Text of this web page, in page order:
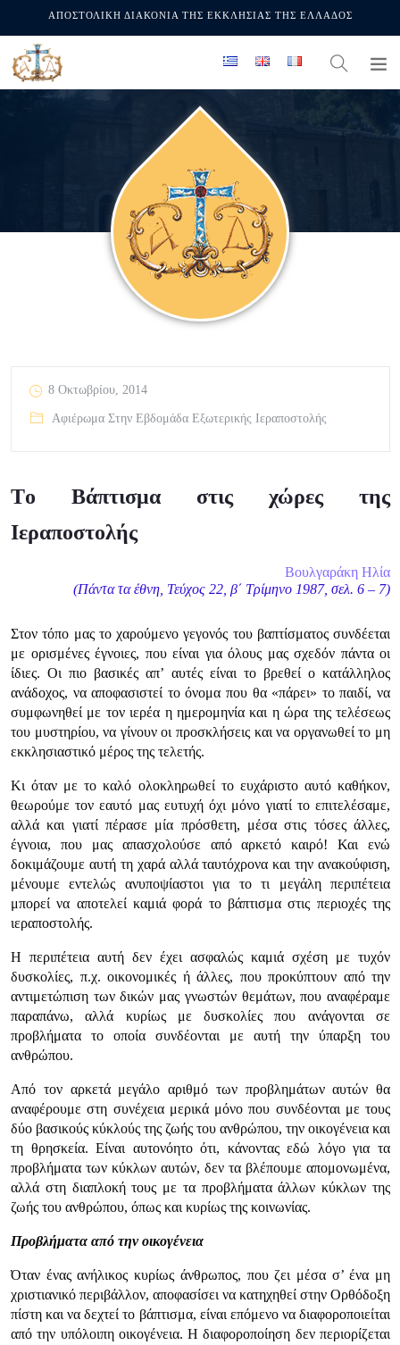
ΑΠΟΣΤΟΛΙΚΗ ΔΙΑΚΟΝΙΑ ΤΗΣ ΕΚΚΛΗΣΙΑΣ ΤΗΣ ΕΛΛΑΔΟΣ
8 Οκτωβρίου, 2014
Αφιέρωμα Στην Εβδομάδα Εξωτερικής Ιεραποστολής
Τo Βάπτισμα στις χώρες της
Ιεραποστολής
Βουλγαράκη Ηλία
(Πάντα τα έθνη, Τεύχος 22, β΄ Τρίμηνο 1987, σελ. 6 – 7)
Στον τόπο μας το χαρούμενο γεγονός του βαπτίσματος συνδέεται
με ορισμένες έγνοιες, που είναι για όλους μας σχεδόν πάντα οι
ίδιες. Οι πιο βασικές απ’ αυτές είναι το βρεθεί ο κατάλληλος
ανάδοχος, να αποφασιστεί το όνομα που θα «πάρει» το παιδί, να
συμφωνηθεί με τον ιερέα η ημερομηνία και η ώρα της τελέσεως
του μυστηρίου, να γίνουν οι προσκλήσεις και να οργανωθεί το μη
εκκλησιαστικό μέρος της τελετής.
Κι όταν με το καλό ολοκληρωθεί το ευχάριστο αυτό καθήκον,
θεωρούμε τον εαυτό μας ευτυχή όχι μόνο γιατί το επιτελέσαμε,
αλλά και γιατί πέρασε μία πρόσθετη, μέσα στις τόσες άλλες,
έγνοια, που μας απασχολούσε από αρκετό καιρό! Και ενώ
δοκιμάζουμε αυτή τη χαρά αλλά ταυτόχρονα και την ανακούφιση,
μένουμε εντελώς ανυποψίαστοι για το τι μεγάλη περιπέτεια
μπορεί να αποτελεί καμιά φορά το βάπτισμα στις περιοχές της
ιεραποστολής.
Η περιπέτεια αυτή δεν έχει ασφαλώς καμιά σχέση με τυχόν
δυσκολίες, π.χ. οικονομικές ή άλλες, που προκύπτουν από την
αντιμετώπιση των δικών μας γνωστών θεμάτων, που αναφέραμε
παραπάνω, αλλά κυρίως με δυσκολίες που ανάγονται σε
προβλήματα το οποία συνδέονται με αυτή την ύπαρξη του
ανθρώπου.
Από τον αρκετά μεγάλο αριθμό των προβλημάτων αυτών θα
αναφέρουμε στη συνέχεια μερικά μόνο που συνδέονται με τους
δύο βασικούς κύκλούς της ζωής του ανθρώπου, την οικογένεια και
τη θρησκεία. Είναι αυτονόητο ότι, κάνοντας εδώ λόγο για τα
προβλήματα των κύκλων αυτών, δεν τα βλέπουμε απομονωμένα,
αλλά στη διαπλοκή τους με τα προβλήματα άλλων κύκλων της
ζωής του ανθρώπου, όπως και κυρίως της κοινωνίας.
Προβλήματα από την οικογένεια
Όταν ένας ανήλικος κυρίως άνθρωπος, που ζει μέσα σ’ ένα μη
χριστιανικό περιβάλλον, αποφασίσει να κατηχηθεί στην Ορθόδοξη
πίστη και να δεχτεί το βάπτισμα, είναι επόμενο να διαφοροποιείται
από την υπόλοιπη οικογένεια. Η διαφοροποίηση δεν περιορίζεται